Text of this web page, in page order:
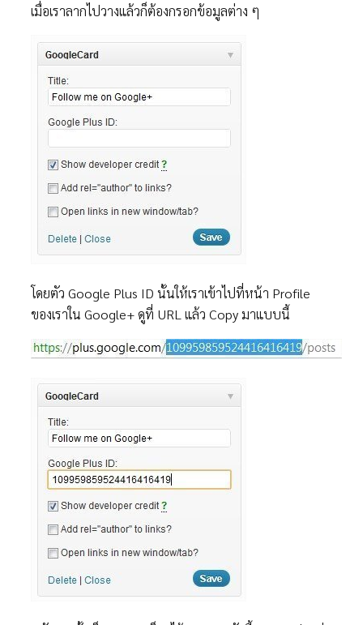
เมื่อเราลากไปวางแล้วก็ต้องกรอกข้อมูลต่าง ๆ
โดยตัว Google Plus ID นั้นให้เราเข้าไปที่หน้า Profile
ของเราใน Google+ ดูที่ URL แล้ว Copy มาแบบนี้